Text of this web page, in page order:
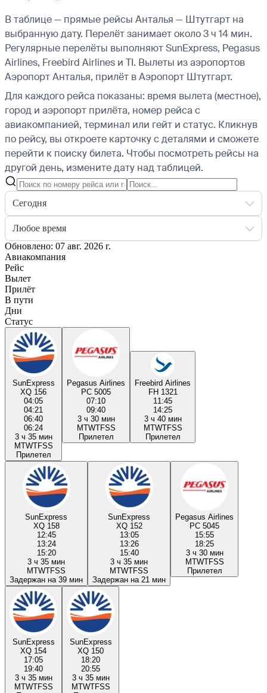
В таблице — прямые рейсы Анталья — Штутгарт на
выбранную дату. Перелёт занимает около 3 ч 14 мин.
Регулярные перелёты выполняют SunExpress, Pegasus
Airlines, Freebird Airlines и TI. Вылеты из аэропортов
Аэропорт Анталья, прилёт в Аэропорт Штутгарт.
Для каждого рейса показаны: время вылета (местное),
город и аэропорт прилёта, номер рейса с
авиакомпанией, терминал или гейт и статус. Кликнув
по рейсу, вы откроете карточку с деталями и сможете
перейти к поиску билета. Чтобы посмотреть рейсы на
другой день, измените дату над таблицей.
Сегодня
Любое время
Обновлено: 07 авг. 2026 г.
Авиакомпания
Рейс
Вылет
Прилёт
В пути
Дни
Статус
SunExpress
XQ 156
04:05
04:21
06:40
06:24
3 ч 35 мин
MTWTFSS
Прилетел
Pegasus Airlines
PC 5005
07:10
09:40
3 ч 30 мин
MTWTFSS
Прилетел
Freebird Airlines
FH 1321
11:45
14:25
3 ч 40 мин
MTWTFSS
Прилетел
SunExpress
XQ 158
12:45
13:24
15:20
3 ч 35 мин
MTWTFSS
Задержан на 39 мин
SunExpress
XQ 152
13:05
13:26
15:40
3 ч 35 мин
MTWTFSS
Задержан на 21 мин
Pegasus Airlines
PC 5045
15:55
18:25
3 ч 30 мин
MTWTFSS
Прилетел
SunExpress
XQ 154
17:05
19:40
3 ч 35 мин
MTWTFSS
SunExpress
XQ 150
18:20
20:55
3 ч 35 мин
MTWTFSS